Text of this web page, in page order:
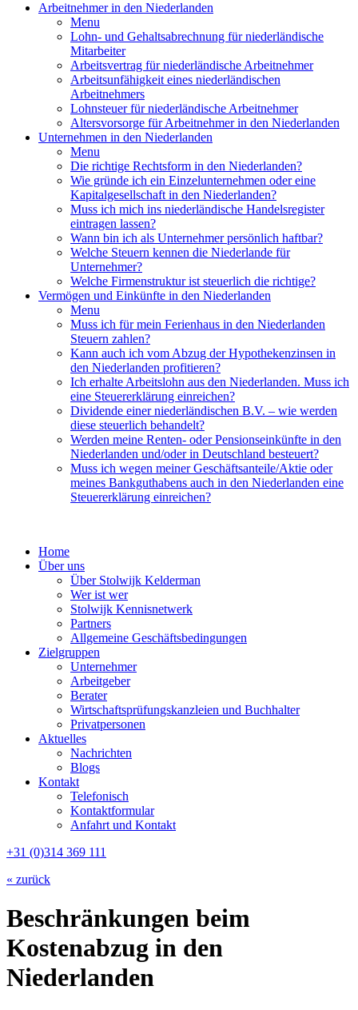
Arbeitnehmer in den Niederlanden
Menu
Lohn- und Gehaltsabrechnung für niederländische
Mitarbeiter
Arbeitsvertrag für niederländische Arbeitnehmer
Arbeitsunfähigkeit eines niederländischen
Arbeitnehmers
Lohnsteuer für niederländische Arbeitnehmer
Altersvorsorge für Arbeitnehmer in den Niederlanden
Unternehmen in den Niederlanden
Menu
Die richtige Rechtsform in den Niederlanden?
Wie gründe ich ein Einzelunternehmen oder eine
Kapitalgesellschaft in den Niederlanden?
Muss ich mich ins niederländische Handelsregister
eintragen lassen?
Wann bin ich als Unternehmer persönlich haftbar?
Welche Steuern kennen die Niederlande für
Unternehmer?
Welche Firmenstruktur ist steuerlich die richtige?
Vermögen und Einkünfte in den Niederlanden
Menu
Muss ich für mein Ferienhaus in den Niederlanden
Steuern zahlen?
Kann auch ich vom Abzug der Hypothekenzinsen in
den Niederlanden profitieren?
Ich erhalte Arbeitslohn aus den Niederlanden. Muss ich
eine Steuererklärung einreichen?
Dividende einer niederländischen B.V. – wie werden
diese steuerlich behandelt?
Werden meine Renten- oder Pensionseinkünfte in den
Niederlanden und/oder in Deutschland besteuert?
Muss ich wegen meiner Geschäftsanteile/Aktie oder
meines Bankguthabens auch in den Niederlanden eine
Steuererklärung einreichen?
Home
Über uns
Über Stolwijk Kelderman
Wer ist wer
Stolwijk Kennisnetwerk
Partners
Allgemeine Geschäftsbedingungen
Zielgruppen
Unternehmer
Arbeitgeber
Berater
Wirtschaftsprüfungskanzleien und Buchhalter
Privatpersonen
Aktuelles
Nachrichten
Blogs
Kontakt
Telefonisch
Kontaktformular
Anfahrt und Kontakt
+31 (0)314 369 111
« zurück
Beschränkungen beim
Kostenabzug in den
Niederlanden